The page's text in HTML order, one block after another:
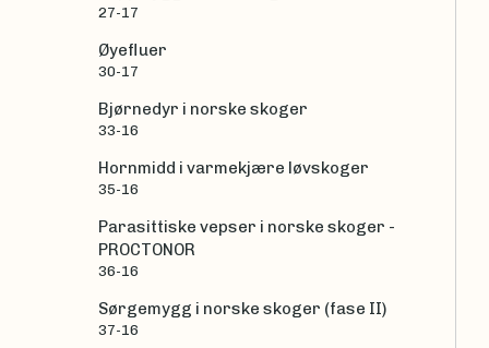
27-17
Øyefluer
30-17
Bjørnedyr i norske skoger
33-16
Hornmidd i varmekjære løvskoger
35-16
Parasittiske vepser i norske skoger -
PROCTONOR
36-16
Sørgemygg i norske skoger (fase II)
37-16